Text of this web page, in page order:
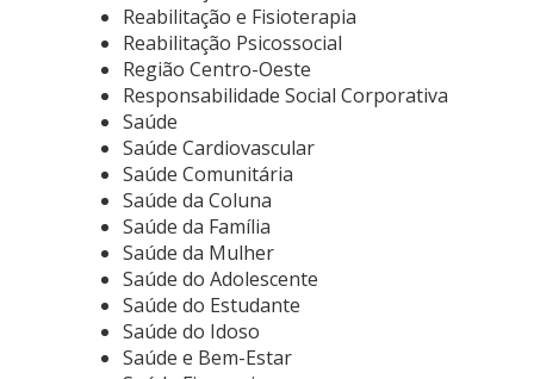
Reabilitação e Fisioterapia
Reabilitação Psicossocial
Região Centro-Oeste
Responsabilidade Social Corporativa
Saúde
Saúde Cardiovascular
Saúde Comunitária
Saúde da Coluna
Saúde da Família
Saúde da Mulher
Saúde do Adolescente
Saúde do Estudante
Saúde do Idoso
Saúde e Bem-Estar